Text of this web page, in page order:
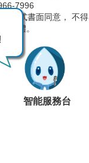
7996
正式書面同意， 不得
媒體。
智能服務台